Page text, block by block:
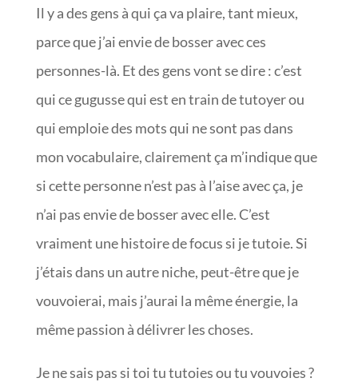
Il y a des gens à qui ça va plaire, tant mieux,
parce que j’ai envie de bosser avec ces
personnes-là. Et des gens vont se dire : c’est
qui ce gugusse qui est en train de tutoyer ou
qui emploie des mots qui ne sont pas dans
mon vocabulaire, clairement ça m’indique que
si cette personne n’est pas à l’aise avec ça, je
n’ai pas envie de bosser avec elle. C’est
vraiment une histoire de focus si je tutoie. Si
j’étais dans un autre niche, peut-être que je
vouvoierai, mais j’aurai la même énergie, la
même passion à délivrer les choses.
Je ne sais pas si toi tu tutoies ou tu vouvoies ?